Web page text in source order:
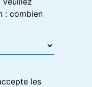
: combien
les